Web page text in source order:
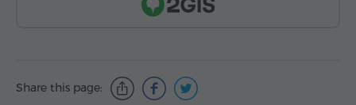
Share this page: